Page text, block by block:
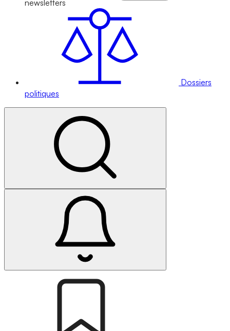
newsletters
Dossiers
politiques